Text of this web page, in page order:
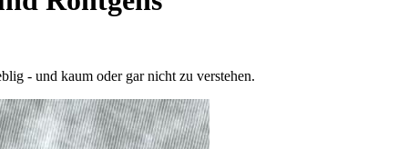
- und kaum oder gar nicht zu verstehen.